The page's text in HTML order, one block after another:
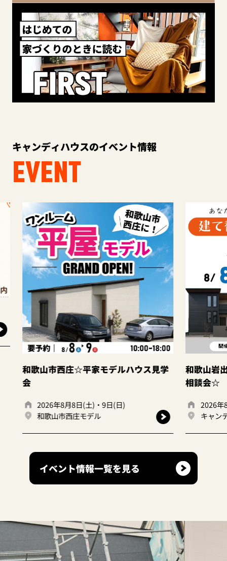
キャンディハウスのイベント情報
EVENT
ハウス見学
和歌山岩出店 ☆建て替えor住み替え
2026年8月8日(土)・9日(日)
キャンディハウス岩出店
イベント情報一覧を見る